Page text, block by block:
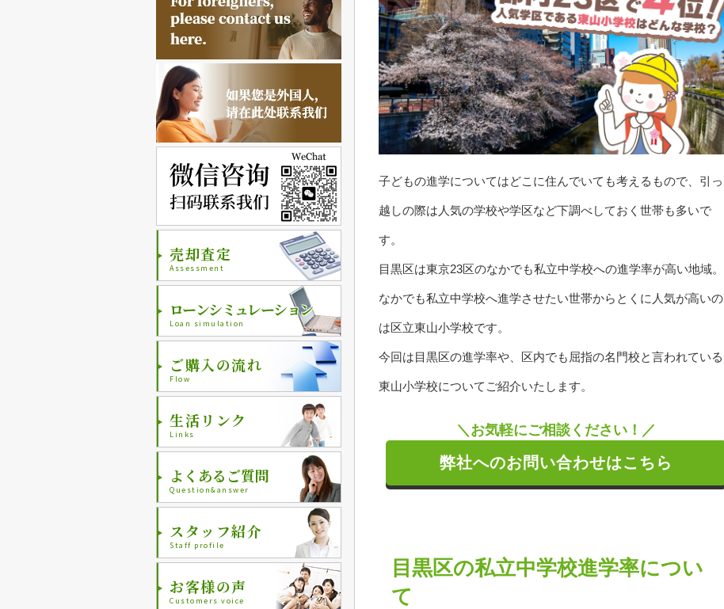
子どもの進学についてはどこに住んでいても考えるもので、引っ
越しの際は人気の学校や学区など下調べしておく世帯も多いで
す。
目黒区は東京23区のなかでも私立中学校への進学率が高い地域。
なかでも私立中学校へ進学させたい世帯からとくに人気が高いの
は区立東山小学校です。
今回は目黒区の進学率や、区内でも屈指の名門校と言われている
東山小学校についてご紹介いたします。
＼お気軽にご相談ください！／
弊社へのお問い合わせはこちら
目黒区の私立中学校進学率につい
て
売却査定
Assessment
ローンシミュレーション
Loan simulation
ご購入の流れ
Flow
生活リンク
Links
よくあるご質問
Question&answer
スタッフ紹介
Staff profile
お客様の声
Customers voice